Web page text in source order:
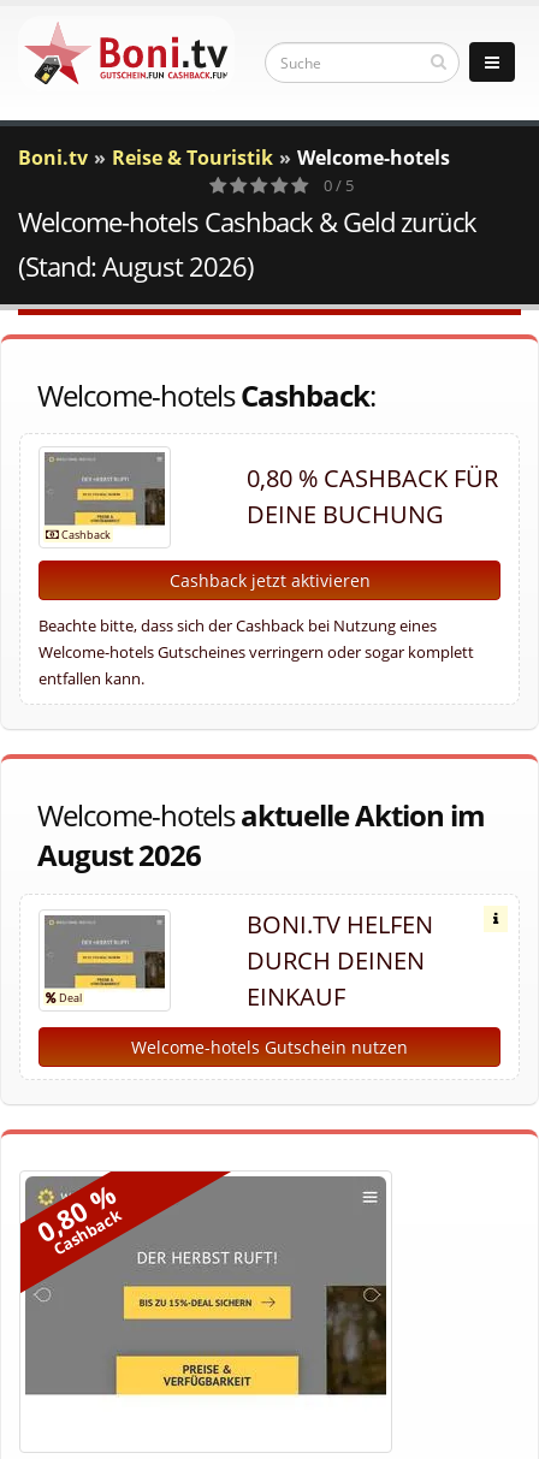
Boni.tv Reise & Touristik Welcome-hotels
0
Votes
0 / 5
Welcome-hotels Cashback & Geld zurück
(Stand: August 2026)
Welcome-hotelsCashback:
0,80 % CASHBACK FÜR
DEINE BUCHUNG
Cashback jetzt aktivieren
Beachte bitte, dass sich der Cashback bei Nutzung eines
Welcome-hotels Gutscheines verringern oder sogar komplett
entfallen kann.
Welcome-hotelsaktuelle Aktion im
August 2026
BONI.TV HELFEN
DURCH DEINEN
EINKAUF
Welcome-hotels Gutschein nutzen
0,80 %
Cashback